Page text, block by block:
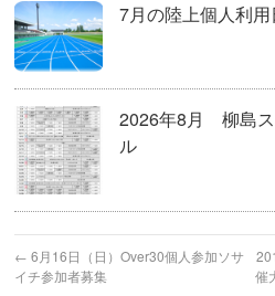
7月の陸上個人利
2026年8月 柳島
ル
← 6月16日（日）Over30個人参加ソサ
イチ参加者募集
催